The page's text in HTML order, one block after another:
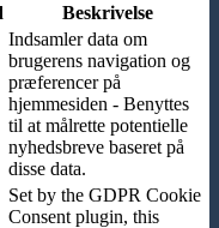
Beskrivelse
Indsamler data om
brugerens navigation og
præferencer på
hjemmesiden - Benyttes
til at målrette potentielle
nyhedsbreve baseret på
disse data.
Set by the GDPR Cookie
Consent plugin, this